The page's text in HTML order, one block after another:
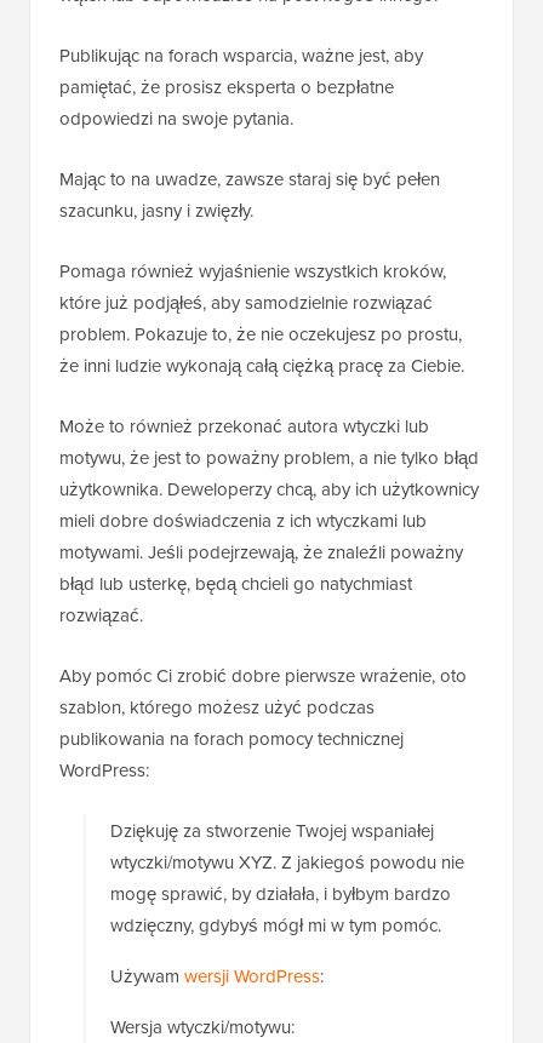
Publikując na forach wsparcia, ważne jest, aby
pamiętać, że prosisz eksperta o bezpłatne
odpowiedzi na swoje pytania.
Mając to na uwadze, zawsze staraj się być pełen
szacunku, jasny i zwięzły.
Pomaga również wyjaśnienie wszystkich kroków,
które już podjąłeś, aby samodzielnie rozwiązać
problem. Pokazuje to, że nie oczekujesz po prostu,
że inni ludzie wykonają całą ciężką pracę za Ciebie.
Może to również przekonać autora wtyczki lub
motywu, że jest to poważny problem, a nie tylko błąd
użytkownika. Deweloperzy chcą, aby ich użytkownicy
mieli dobre doświadczenia z ich wtyczkami lub
motywami. Jeśli podejrzewają, że znaleźli poważny
błąd lub usterkę, będą chcieli go natychmiast
rozwiązać.
Aby pomóc Ci zrobić dobre pierwsze wrażenie, oto
szablon, którego możesz użyć podczas
publikowania na forach pomocy technicznej
WordPress:
Dziękuję za stworzenie Twojej wspaniałej
wtyczki/motywu XYZ. Z jakiegoś powodu nie
mogę sprawić, by działała, i byłbym bardzo
wdzięczny, gdybyś mógł mi w tym pomóc.
Używam wersji WordPress:
Wersja wtyczki/motywu: